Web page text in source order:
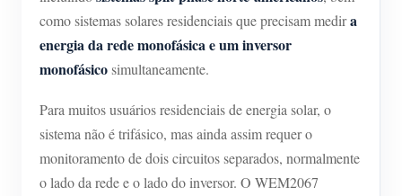
como sistemas solares residenciais que precisam medira
energia da rede monofásica e um inversor
monofásicosimultaneamente.
Para muitos usuários residenciais de energia solar, o
sistema não é trifásico, mas ainda assim requer o
monitoramento de dois circuitos separados, normalmente
o lado da rede e o lado do inversor. O WEM2067